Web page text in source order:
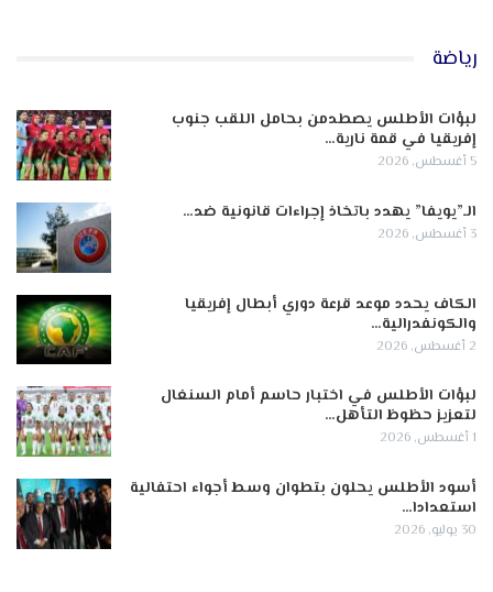
رياضة
لبؤات الأطلس يصطدمن بحامل اللقب جنوب
إفريقيا في قمة نارية…
5 أغسطس, 2026
الـ”يويفا” يهدد باتخاذ إجراءات قانونية ضد…
3 أغسطس, 2026
الكاف يحدد موعد قرعة دوري أبطال إفريقيا
والكونفدرالية…
2 أغسطس, 2026
لبؤات الأطلس في اختبار حاسم أمام السنغال
لتعزيز حظوظ التأهل…
1 أغسطس, 2026
أسود الأطلس يحلون بتطوان وسط أجواء احتفالية
استعدادا…
30 يوليو, 2026